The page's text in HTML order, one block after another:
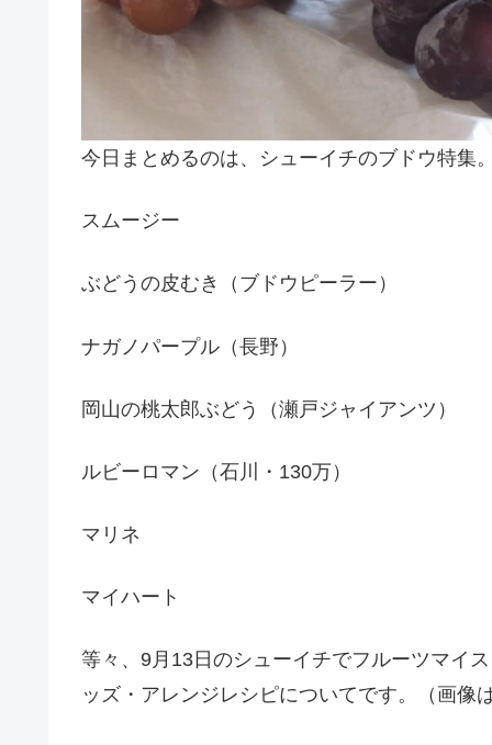
今日まとめるのは、シューイチのブドウ特集
スムージー
ぶどうの皮むき（ブドウピーラー）
ナガノパープル（長野）
岡山の桃太郎ぶどう（瀬戸ジャイアンツ）
ルビーロマン（石川・130万）
マリネ
マイハート
等々、9月13日のシューイチでフルーツマイ
ッズ・アレンジレシピについてです。（画像